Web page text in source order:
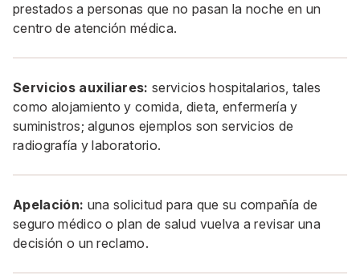
prestados a personas que no pasan la noche en un
centro de atención médica.
Servicios auxiliares: servicios hospitalarios, tales
como alojamiento y comida, dieta, enfermería y
suministros; algunos ejemplos son servicios de
radiografía y laboratorio.
Apelación: una solicitud para que su compañía de
seguro médico o plan de salud vuelva a revisar una
decisión o un reclamo.